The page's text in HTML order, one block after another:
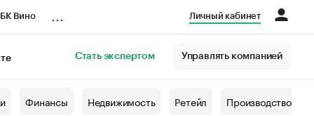
Вино Личный кабинет
Стать экспертом Управлять компанией
Финансы Недвижимость Ретейл Производство